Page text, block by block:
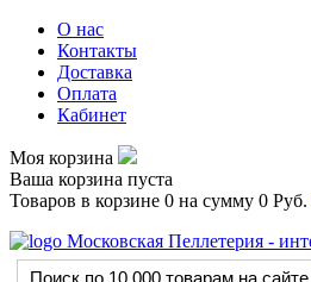
О нас
Контакты
Доставка
Оплата
Кабинет
Моя корзина
Ваша корзина пуста
Товаров в корзине 0 на сумму 0 Руб.